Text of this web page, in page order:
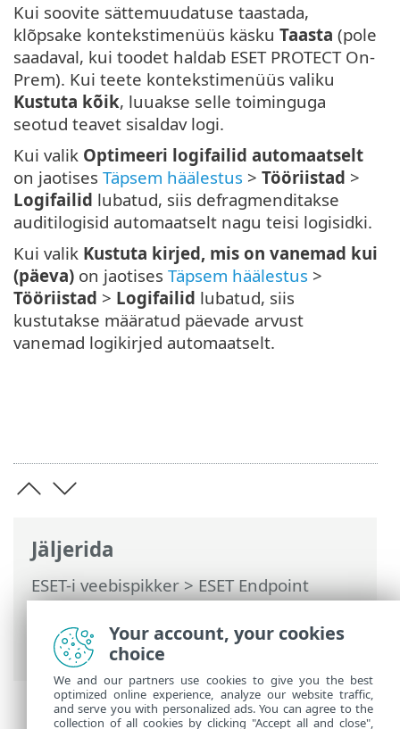
Jäljerida
ESET-i veebispikker>ESET Endpoint
Antivirus>Toote ESET Endpoint Antivirus
kasutamine>Tööriistad>Logifailid>
Auditi logid
Kui soovite sättemuudatuse taastada,
klõpsake kontekstimenüüs käsku Taasta (pole
saadaval, kui toodet haldab ESET PROTECT On-
Prem). Kui teete kontekstimenüüs valiku
Kustuta kõik, luuakse selle toiminguga
seotud teavet sisaldav logi.
Kui valik Optimeeri logifailid automaatselt
on jaotises Täpsem häälestus > Tööriistad >
Logifailid lubatud, siis defragmenditakse
auditilogisid automaatselt nagu teisi logisidki.
Kui valik Kustuta kirjed, mis on vanemad kui
(päeva) on jaotises Täpsem häälestus >
Tööriistad > Logifailid lubatud, siis
kustutakse määratud päevade arvust
vanemad logikirjed automaatselt.
Your account, your cookies
choice
We and our partners use cookies to give you the best
optimized online experience, analyze our website traffic,
and serve you with personalized ads. You can agree to the
collection of all cookies by clicking "Accept all and close",